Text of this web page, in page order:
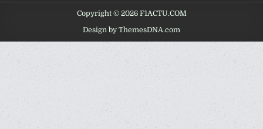
Copyright © 2026 F1ACTU.COM
Design by ThemesDNA.com